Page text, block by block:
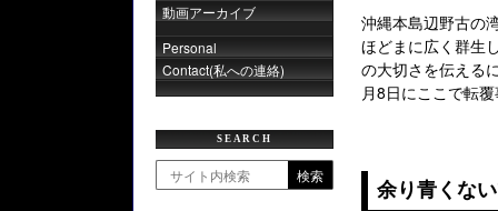
沖縄本島辺野古の
ほどまに広く群生
の大切さを伝える
月8日にここで転
余り青くな
動画アーカイブ
Personal
Contact(私への連絡)
SEARCH
検索